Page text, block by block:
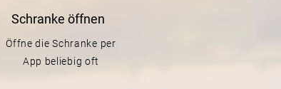
Schranke öffnen
Öffne die Schranke per
App beliebig oft